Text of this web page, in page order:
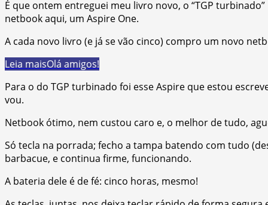
É que ontem entreguei meu livro novo, o “TGP
netbook aqui, um Aspire One.
A cada novo livro (e já se vão cinco) compro um novo
Leia maisOlá amigos!
Para o do TGP turbinado foi esse Aspire que estou
vou.
Netbook ótimo, nem custou caro e, o melhor de tudo,
Só tecla na porrada; fecho a tampa batendo com tudo
barbacue, e continua firme, funcionando.
A bateria dele é de fé: cinco horas, mesmo!